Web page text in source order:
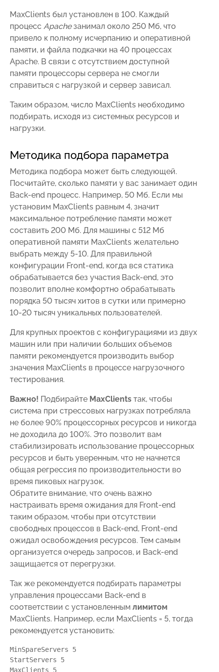
MaxClients был установлен в 100. Каждый
процесс Apacheзанимал около 250 Мб, что
привело к полному исчерпанию и оперативной
памяти, и файла подкачки на 40 процессах
Apache. В связи с отсутствием доступной
памяти процессоры сервера не смогли
справиться с нагрузкой и сервер зависал.
Таким образом, число MaxClients необходимо
подбирать, исходя из системных ресурсов и
нагрузки.
Методика подбора параметра
Методика подбора может быть следующей.
Посчитайте, сколько памяти у вас занимает один
Back-end процесс. Например, 50 Мб. Если мы
установим MaxClients равным 4, значит
максимальное потребление памяти может
составить 200 Мб. Для машины с 512 Мб
оперативной памяти MaxClients желательно
выбрать между 5-10. Для правильной
конфигурации Front-end, когда вся статика
обрабатывается без участия Back-end, это
позволит вполне комфортно обрабатывать
порядка 50 тысяч хитов в сутки или примерно
10-20 тысяч уникальных пользователей.
Для крупных проектов с конфигурациями из двух
машин или при наличии больших объемов
памяти рекомендуется производить выбор
значения MaxClients в процессе нагрузочного
тестирования.
Важно! Подбирайте MaxClients так, чтобы
система при стрессовых нагрузках потребляла
не более 90% процессорных ресурсов и никогда
не доходила до 100%. Это позволит вам
стабилизировать использование процессорных
ресурсов и быть уверенным, что не начнется
общая регрессия по производительности во
время пиковых нагрузок.
Обратите внимание, что очень важно
настраивать время ожидания для Front-end
таким образом, чтобы при отсутствии
свободных процессов в Back-end, Front-end
ожидал освобождения ресурсов. Тем самым
организуется очередь запросов, и Back-end
защищается от перегрузки.
Так же рекомендуется подбирать параметры
управления процессами Back-end в
соответствии с установленным лимитом
MaxClients. Например, если MaxClients = 5, тогда
рекомендуется установить:
MinSpareServers 5
StartServers 5
MaxClients 5